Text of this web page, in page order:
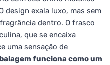
design exala luxo, mas sem
dentro. O frasco
que se encaixa
uma sensação de
funciona como um